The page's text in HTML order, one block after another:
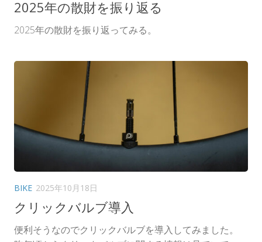
2025年の散財を振り返る
2025年の散財を振り返ってみる。
BIKE 2025年10月18日
クリックバルブ導入
便利そうなのでクリックバルブを導入してみました。